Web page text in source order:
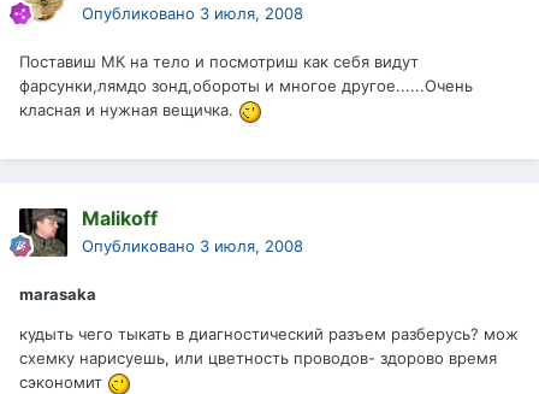
Опубликовано 3 июля, 2008
Поставиш МК на тело и посмотриш как себя видут
фарсунки,лямдо зонд,обороты и многое другое......Очень
класная и нужная вещичка.
Malikoff
Опубликовано 3 июля, 2008
marasaka
кудыть чего тыкать в диагностический разъем разберусь? мож
схемку нарисуешь, или цветность проводов- здорово время
сэкономит